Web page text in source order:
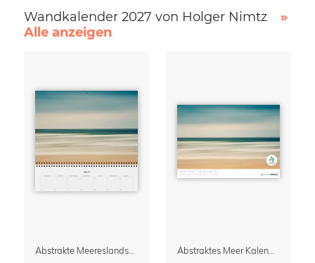
Wandkalender 2027 von Holger Nimtz
»
Alle anzeigen